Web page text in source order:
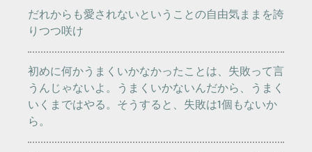
だれからも愛されないということの自由気ままを誇
りつつ咲け
初めに何かうまくいかなかったことは、失敗って言
うんじゃないよ。うまくいかないんだから、うまく
いくまではやる。そうすると、失敗は1個もないか
ら。